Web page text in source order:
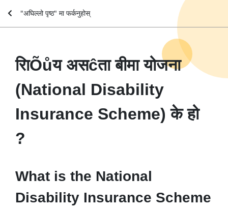
"अघिल्लो पृष्ठ" मा फर्कनुहोस्
रािÕůय असĉता बीमा योजना
(National Disability
Insurance Scheme) के हो
?
What is the National
Disability Insurance Scheme